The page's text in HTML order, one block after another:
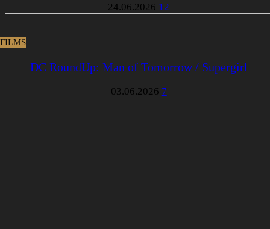
24.06.2026 12
DC RoundUp: Man of Tomorrow / Supergirl
03.06.2026 7